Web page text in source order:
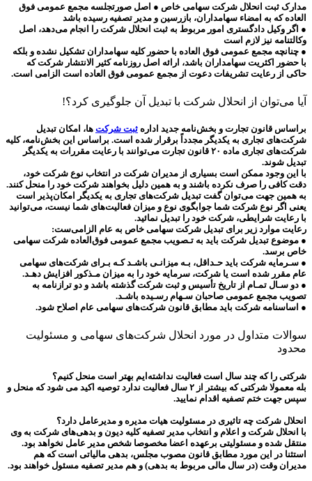
مدارک ثبت انحلال شرکت سهامی خاص ● اصل صورتجلسه مجمع عمومی فوق
العاده که به امضاء سهامداران، بازرسین و مدیر تصفیه رسیده باشد
● اگر وکیل دادگستری امور مربوط به ثبت انحلال شرکت را انجام می‌دهد، اصل
وکالتنامه نیز لازم است
● چنانچه مجمع عمومی فوق العاده با حضور کلیه سهامداران تشکیل نشده و بلکه
با حضور اکثریت سهامداران باشد، ارائه اصل روزنامه کثیر الانتشار شرکت که
حاکی از رعایت تشریفات دعوت از مجمع عمومی فوق العاده است الزامی است.
آیا می‌توان از انحلال شرکت با تبدیل آن جلوگیری کرد؟!
براساس قانون تجارت و بخش‌نامه جدید اداره ثبت شرکت ‌ها، امکان تبدیل
شرکت‌‌های تجاری به یکدیگر مجدداً برقرار شده است. براساس این بخش‌نامه، کلیه
شرکت‌های تجاری ماده ۲۰ قانون تجارت می‌توانند با رعایت مقررات به یکدیگر
تبدیل شوند.
با این وجود ممکن است بسیاری از مدیران شرکت در انتخاب نوع شرکت خود،
دقت کافی را صرف نکرده باشند و به همین دلیل بخواهند شرکت خود را منحل کنند.
به همین جهت می‌توان گفت تبدیل شرکت‌های تجاری به یکدیگر امکان‌پذیر است
یعنی اگر نوع شرکت شما جوابگوی نوع و میزان فعالیت‌های شما نیست، می‌توانید
با رعایت شرایطی، شرکت خود را تبدیل نمائید.
رعایت موارد زیر برای تبدیل شرکت سهامی خاص به عام الزامی‌ست:
● ﻣﻮﺿﻮع تبدیل شرکت باید ﺑﻪ ﺗـﺼﻮﯾﺐ ﻣﺠﻤﻊ ﻋﻤﻮﻣﯽ ﻓﻮق‌اﻟﻌﺎده ﺷﺮﮐﺖ ﺳﻬﺎﻣﯽ
ﺧﺎص برسد.
● ﺳـﺮﻣﺎﯾﻪ شرکت باید ﺣـﺪاﻗﻞ، ﺑـﻪ ﻣﯿﺰاﻧـﯽ ﺑﺎﺷـﺪ ﮐـﻪ ﺑـﺮای ﺷرکت‌های ﺳﻬﺎﻣﯽ
ﻋﺎم ﻣﻘﺮر ﺷﺪه اﺳﺖ ﯾﺎ ﺷﺮﮐﺖ، ﺳﺮﻣﺎﯾﻪ ﺧﻮد را ﺑﻪ ﻣﯿﺰان ﻣـﺬﮐﻮر اﻓﺰاﯾﺶ دﻫـﺪ.
● دو ﺳـﺎل ﺗﻤـﺎم از ﺗﺎرﯾﺦ ﺗأﺳﯿﺲ و ﺛﺒﺖ ﺷﺮﮐﺖ ﮔﺬﺷﺘﻪ باشد و دو ﺗﺮازﻧﺎﻣﻪ ﺑﻪ
ﺗﺼﻮﯾﺐ ﻣﺠﻤﻊ ﻋﻤﻮﻣﯽ ﺻﺎﺣﺒﺎن ﺳـﻬﺎم رﺳـﯿﺪه ﺑﺎﺷـﺪ.
● اﺳﺎﺳﻨﺎﻣﻪ شرکت باید مطابق قانون شرکت‌های سهامی عام اصلاح شود.
سوالات متداول در مورد انحلال شرکت‌های سهامی و مسئولیت
محدود
شرکتی را که چند سال است فعالیت نداشته‌ایم بهتر است منحل کنیم؟
بله معمولا شرکتی که بیشتر از ۲ سال فعالیت ندارد توصیه اکید می شود که منحل و
سپس جهت ختم تصفیه اقدام نمایید.
انحلال شرکت چه تاثیری در مسئولیت هیات مدیره و مدیرعامل دارد؟
با انحلال شرکت و اعلام و انتخاب مدیر تصفیه کلیه دیون و بدهی‌های شرکت به وی
منتقل شده و مسئولیتی برعهده اعضا مخصوصا شخص مدیر عامل نخواهد بود.
استثنا در این مورد مطابق قانون مصوب مجلس، بدهی مالیاتی است که هم
مدیران وقت (در سال مالی مربوط به بدهی) و هم مدیر تصفیه مسئول خواهند بود.